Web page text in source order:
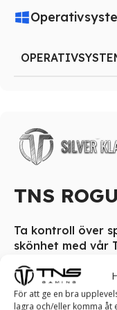
För att ge en bra
lagra och/eller komma åt
TNS
Ta kontroll över
skönhet med vår
Spelare som siktar
sin sweet spot med